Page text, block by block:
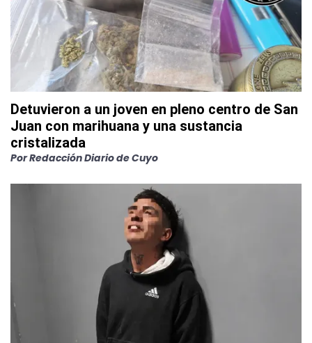
Detuvieron a un joven en pleno centro de San
Juan con marihuana y una sustancia
cristalizada
PorRedacción Diario de Cuyo